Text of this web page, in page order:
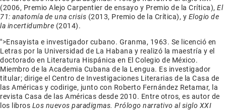
(2006, Premio Alejo Carpentier de ensayo y Premio de la Crítica), El
71: anatomía de una crisis (2013, Premio de la Crítica), y Elogio de
la incertidumbre (2014).
">Ensayista e investigador cubano. Granma, 1963. Se licenció en
Letras por la Universidad de La Habana y realizó la maestría y el
doctorado en Literatura Hispánica en El Colegio de México.
Miembro de la Academia Cubana de la Lengua. Es investigador
titular; dirige el Centro de Investigaciones Literarias de la Casa de
las Américas y codirige, junto con Roberto Fernández Retamar, la
revista Casa de las Américas desde 2010. Entre otros, es autor de
los libros Los nuevos paradigmas. Prólogo narrativo al siglo XXI